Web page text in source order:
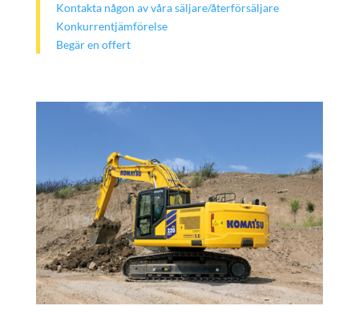
Kontakta någon av våra säljare/återförsäljare
Konkurrentjämförelse
Begär en offert